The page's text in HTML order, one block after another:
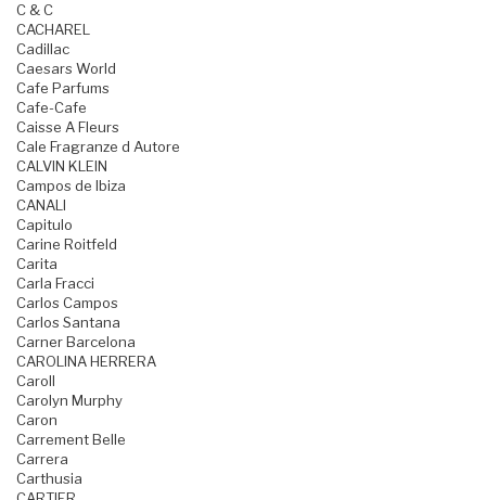
C & C
CACHAREL
Cadillac
Caesars World
Cafe Parfums
Cafe-Cafe
Caisse A Fleurs
Cale Fragranze d Autore
CALVIN KLEIN
Campos de Ibiza
CANALI
Capitulo
Carine Roitfeld
Carita
Carla Fracci
Carlos Campos
Carlos Santana
Carner Barcelona
CAROLINA HERRERA
Caroll
Carolyn Murphy
Caron
Carrement Belle
Carrera
Carthusia